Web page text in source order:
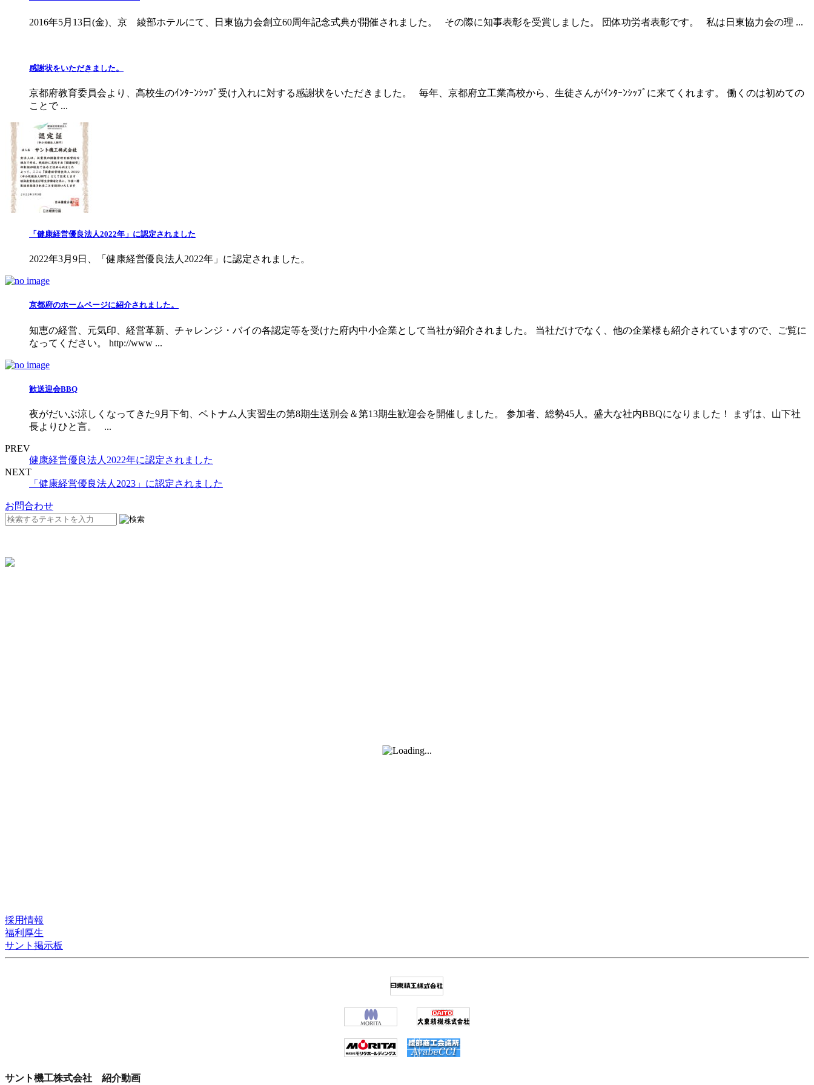
2016年5月13日(金)、京 綾部ホテルにて、日東協力会創立60周年記念式典が開催されました。 その際に知事表彰を受賞しました。 団体功労者表彰です。 私は日東協力会の理 ...
感謝状をいただきました。
京都府教育委員会より、高校生のｲﾝﾀｰﾝｼｯﾌﾟ受け入れに対する感謝状をいただきました。 毎年、京都府立工業高校から、生徒さんがｲﾝﾀｰﾝｼｯﾌﾟに来てくれます。 働くのは初めての
ことで ...
「健康経営優良法人2022年」に認定されました
2022年3月9日、「健康経営優良法人2022年」に認定されました。
京都府のホームページに紹介されました。
知恵の経営、元気印、経営革新、チャレンジ・バイの各認定等を受けた府内中小企業として当社が紹介されました。 当社だけでなく、他の企業様も紹介されていますので、ご覧に
なってください。 http://www ...
歓送迎会BBQ
夜がだいぶ涼しくなってきた9月下旬、ベトナム人実習生の第8期生送別会＆第13期生歓迎会を開催しました。 参加者、総勢45人。盛大な社内BBQになりました！ まずは、山下社
長よりひと言。 ...
PREV
健康経営優良法人2022年に認定されました
NEXT
「健康経営優良法人2023」に認定されました
お問合わせ
採用情報
福利厚生
サント掲示板
サント機工株式会社 紹介動画